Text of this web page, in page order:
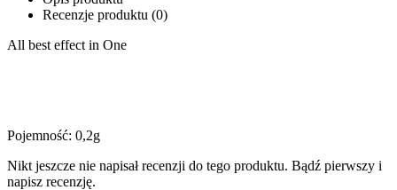
Recenzje produktu (0)
All best effect in One
Pojemność: 0,2g
Nikt jeszcze nie napisał recenzji do tego produktu. Bądź pierwszy i
napisz recenzję.